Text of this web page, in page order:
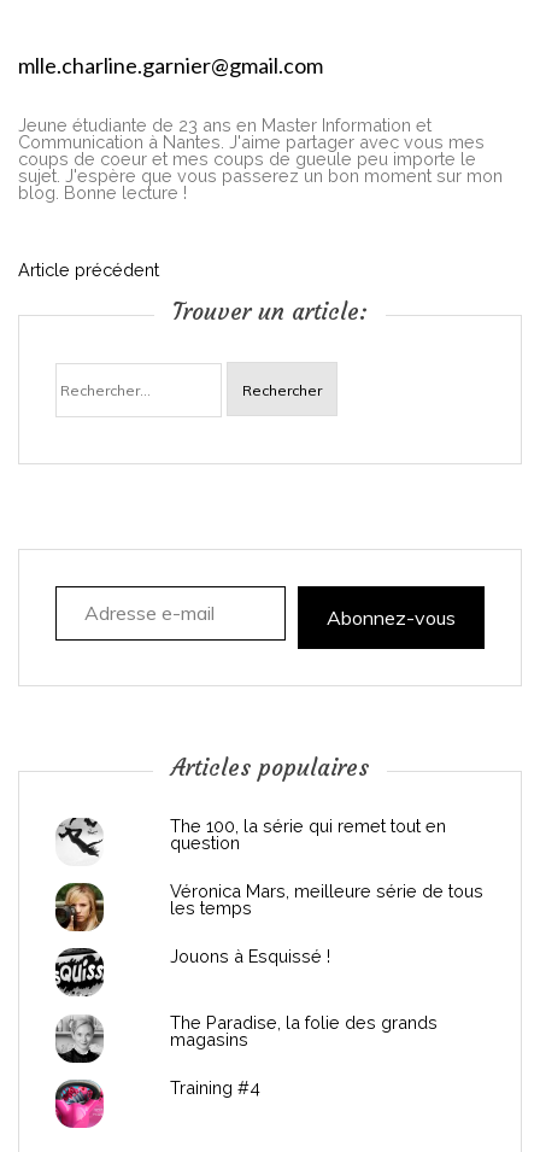
mlle.charline.garnier@gmail.com
Jeune étudiante de 23 ans en Master Information et
Communication à Nantes. J'aime partager avec vous mes
coups de coeur et mes coups de gueule peu importe le
sujet. J'espère que vous passerez un bon moment sur mon
blog. Bonne lecture !
N
i
a
n
Article précédent
Trouver un article:
Rechercher :
Adresse e-mail
Abonnez-vous
Articles populaires
The 100, la série qui remet tout en
question
Véronica Mars, meilleure série de tous
les temps
Jouons à Esquissé !
The Paradise, la folie des grands
magasins
Training #4